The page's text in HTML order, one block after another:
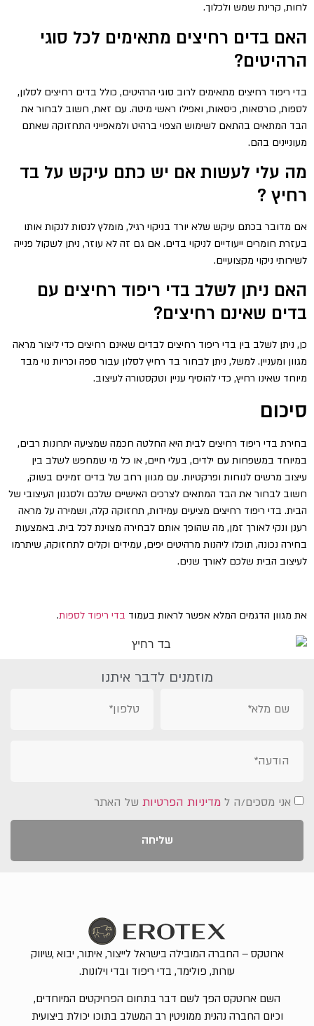
לחות, קרינת שמש ולכלוך.
האם בדים רחיצים מתאימים לכל סוגי
הרהיטים?
בדי ריפוד רחיצים מתאימים לרוב סוגי הרהיטים, כולל בדים רחיצים לסלון,
לספות, כורסאות, כיסאות, ואפילו ראשי מיטה. עם זאת, חשוב לבחור את
הבד המתאים בהתאם לשימוש הצפוי ברהיט ולמאפייני התחזוקה שאתם
מעוניינים בהם.
מה עלי לעשות אם יש כתם עיקש על בד
רחיץ ?
אם מדובר בכתם עיקש שלא יורד בניקוי רגיל, מומלץ לנסות לנקות אותו
בעזרת חומרים ייעודיים לניקוי בדים. אם גם זה לא עוזר, ניתן לשקול פנייה
לשירותי ניקוי מקצועיים.
האם ניתן לשלב בדי ריפוד רחיצים עם
בדים שאינם רחיצים?
כן, ניתן לשלב בין בדי ריפוד רחיצים לבדים שאינם רחיצים כדי ליצור מראה
מגוון ומעניין. למשל, ניתן לבחור בד רחיץ לסלון עבור ספה וכריות נוי מבד
מיוחד שאינו רחיץ, כדי להוסיף עניין וטקסטורה לעיצוב.
סיכום
בחירת בדי ריפוד רחיצים לבית היא החלטה חכמה שמציעה יתרונות רבים,
במיוחד במשפחות עם ילדים, בעלי חיים, או כל מי שמחפש לשלב בין
עיצוב מרשים לנוחות ופרקטיות. עם מגוון רחב של בדים זמינים בשוק,
חשוב לבחור את הבד המתאים לצרכים האישיים שלכם ולסגנון העיצובי של
הבית. בדי ריפוד רחיצים מציעים עמידות, תחזוקה קלה, ושמירה על מראה
רענן ונקי לאורך זמן, מה שהופך אותם לבחירה מצוינת לכל בית. באמצעות
בחירה נכונה, תוכלו ליהנות מרהיטים יפים, עמידים וקלים לתחזוקה, שיתרמו
לעיצוב הבית שלכם לאורך שנים.
את מגוון הדגמים המלא אפשר לראות בעמוד בדי ריפוד לספות.
מוזמנים לדבר איתנו
אני מסכים/ה ל מדיניות הפרטיות של האתר
שליחה
ארוטקס – החברה המובילה בישראל לייצור, איתור, יבוא ,שיווק
עורות, פולימד, בדי ריפוד ובדי וילונות.
השם ארוטקס הפך לשם דבר בתחום הפרויקטים המיוחדים,
וכיום החברה נהנית ממוניטין רב המשלב בתוכו יכולת ביצועית